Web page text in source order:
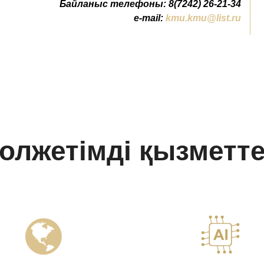
Байланыс телефоны: 8(7242) 26-21-34
e-mail: kmu.kmu@list.ru